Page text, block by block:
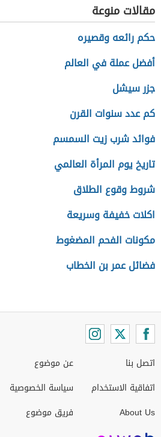
مقالات منوعة
حكم رائعه وقصيره
أفضل عملة في العالم
جزر سيشل
كم عدد سنوات القرن
فوائد شرب زيت السمسم
تاريخ يوم المرأة العالمي
شروط وقوع الطلاق
اكلات خفيفة وسريعة
مكونات الفحم المضغوط
فضائل عمر بن الخطاب
اتصل بنا
اتفاقية الاستخدام
About Us
عن موضوع
سياسة الخصوصية
فريق موضوع